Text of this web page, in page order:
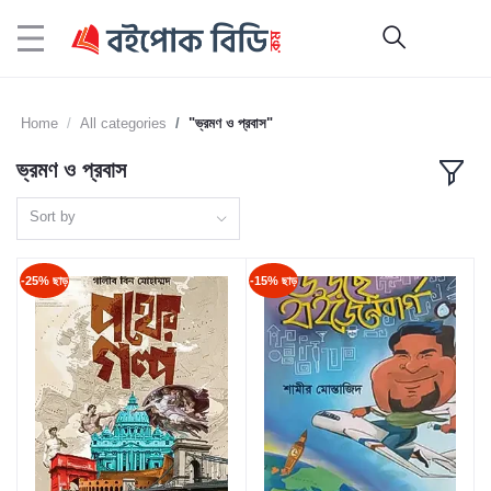
Home All categories "ভ্রমণ ও প্রবাস"
ভ্রমণ ও প্রবাস
Sort by
-25% ছাড় -15% ছাড়